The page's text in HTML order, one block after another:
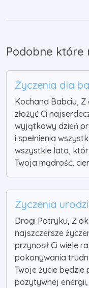
Podobne które
Życzenia dla
Kochana Babciu,
złożyć Ci
wyjątkowy dzień
i spełnienia
wszystkie lata,
Twoja mądrość,
Życzenia
Drogi Patryku, Z
najszczersze
przynosił Ci wiele
pokonywania
Twoje życie będzie
pozytywnej